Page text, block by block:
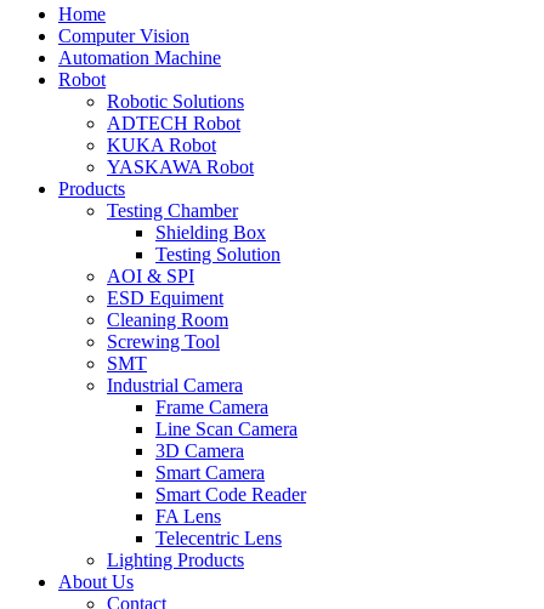
Home
Computer Vision
Automation Machine
Robot
Robotic Solutions
ADTECH Robot
KUKA Robot
YASKAWA Robot
Products
Testing Chamber
Shielding Box
Testing Solution
AOI & SPI
ESD Equiment
Cleaning Room
Screwing Tool
SMT
Industrial Camera
Frame Camera
Line Scan Camera
3D Camera
Smart Camera
Smart Code Reader
FA Lens
Telecentric Lens
Lighting Products
About Us
Contact